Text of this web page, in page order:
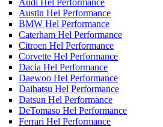
Austin Hel Performance
BMW Hel Performance
Caterham Hel Performance
Citroen Hel Performance
Corvette Hel Performance
Dacia Hel Performance
Daewoo Hel Performance
Daihatsu Hel Performance
Datsun Hel Performance
DeTomaso Hel Performance
Ferrari Hel Performance